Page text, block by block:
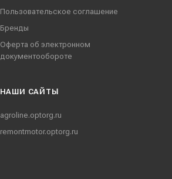
Пользовательское соглашение
Бренды
Оферта об электронном
документообороте
НАШИ CАЙТЫ
agroline.optorg.ru
remontmotor.optorg.ru